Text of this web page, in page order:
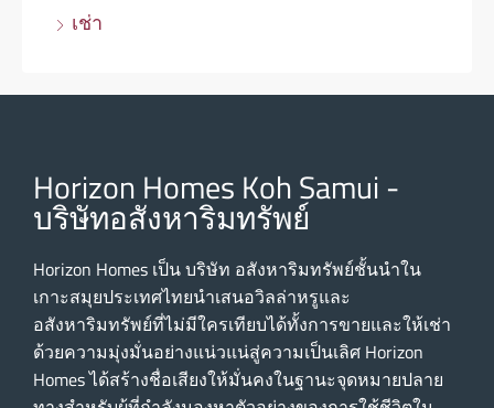
เช่า
Horizon Homes Koh Samui -
บริษัทอสังหาริมทรัพย์
Horizon Homes เป็น บริษัท อสังหาริมทรัพย์ชั้นนําใน
เกาะสมุยประเทศไทยนําเสนอวิลล่าหรูและ
อสังหาริมทรัพย์ที่ไม่มีใครเทียบได้ทั้งการขายและให้เช่า
ด้วยความมุ่งมั่นอย่างแน่วแน่สู่ความเป็นเลิศ Horizon
Homes ได้สร้างชื่อเสียงให้มั่นคงในฐานะจุดหมายปลาย